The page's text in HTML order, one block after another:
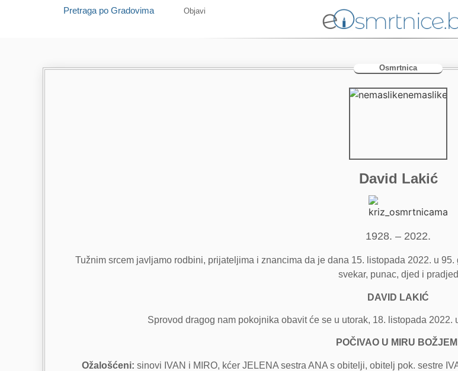
Pretraga po Gradovima Objavi
Osmrtnica
David Lakić
1928. – 2022.
Tužnim srcem javljamo rodbini, prijateljima i znancima da je dana 15. listopada 2022. u
svekar, punac, djed i pradjed
DAVID LAKIĆ
Sprovod dragog nam pokojnika obavit će se u utorak, 18. listopada
POČIVAO U MIRU
Ožalošćeni: sinovi IVAN i MIRO, kćer JELENA sestra ANA s obitelji, obitelj pok. sestre